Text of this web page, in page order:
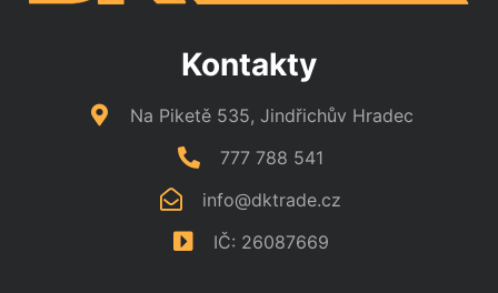
Kontakty
Na Piketě 535, Jindřichův Hradec
777 788 541
info@dktrade.cz
IČ: 26087669